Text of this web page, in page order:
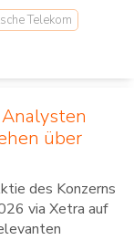
Telekom
über
des Konzerns
via Xetra auf